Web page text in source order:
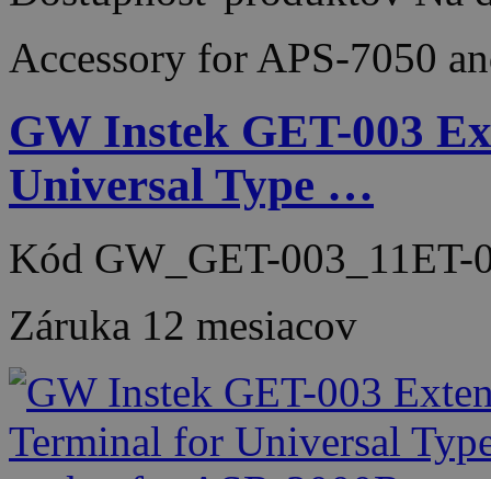
Accessory for APS-7050
GW Instek GET-003
Universal Type …
Kód GW_GET-003_11ET-
Záruka 12 mesiacov